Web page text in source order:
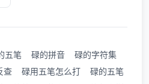
五笔 碌的拼音
碌的字符集
查 碌用五笔怎么打
碌的五笔